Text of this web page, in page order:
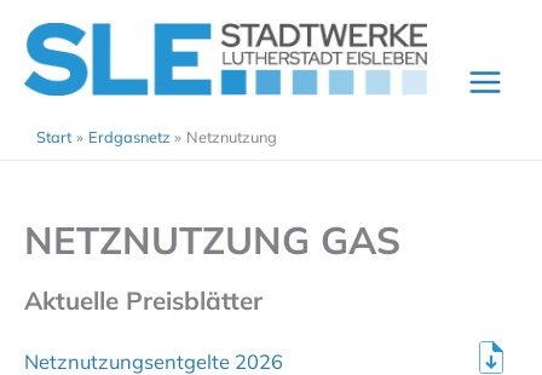
Inhalt
springen
Start Erdgasnetz Netznutzung
NETZNUTZUNG GAS
Aktuelle Preisblätter
Netznutzungsentgelte 2026